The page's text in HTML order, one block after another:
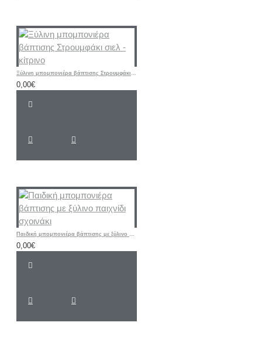
Ξύλινη μπομπονιέρα βάπτισης Στρουμφάκι σιελ - κίτρινο
0,00€
Παιδική μπομπονιέρα βάπτισης με ξύλινο παιχνίδι σχοινάκι
0,00€